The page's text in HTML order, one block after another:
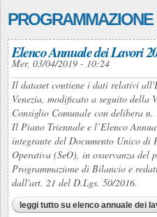
PROGRAMMAZIONE
Elenco Annuale dei Lavori
Mer, 03/04/2019 - 10:24
Il dataset contiene i dati relativi
Venezia, modificato a seguito
Consiglio Comunale con delibera
Il Piano Triennale e l’Elenco
integrante del Documento Unico di
Operativa (SeO), in osservanza
Programmazione di Bilancio e
dall'art. 21 del D.Lgs. 50/2016.
leggi tutto su elenco annuale dei